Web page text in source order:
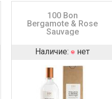
100 Bon
Bergamote & Rose
Sauvage
Наличие: нет